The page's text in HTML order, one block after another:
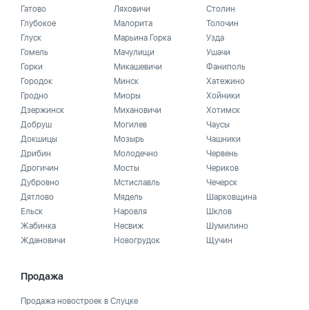
Гатово
Глубокое
Глуск
Гомель
Горки
Городок
Гродно
Дзержинск
Добруш
Докшицы
Дрибин
Дрогичин
Дубровно
Дятлово
Ельск
Жабинка
Ждановичи
Ляховичи
Малорита
Марьина Горка
Мачулищи
Микашевичи
Минск
Миоры
Михановичи
Могилев
Мозырь
Молодечно
Мосты
Мстиславль
Мядель
Наровля
Несвиж
Новогрудок
Столин
Толочин
Узда
Ушачи
Фаниполь
Хатежино
Хойники
Хотимск
Чаусы
Чашники
Червень
Чериков
Чечерск
Шарковщина
Шклов
Шумилино
Щучин
Продажа
Продажа новостроек в Слуцке